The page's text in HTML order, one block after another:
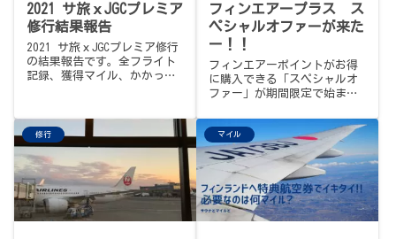
2021 サ旅ｘJGCプレミア
修行結果報告
2021 サ旅ｘJGCプレミア修行
の結果報告です。全フライト
記録、獲得マイル、かかった
に向けての展望も。
フィンエアープラス ス
ペシャルオファーが来た
ー！！
フィンエアーポイントがお得
に購入できる「スペシャルオ
ファー」が期間限定で始まり
修行 マイル